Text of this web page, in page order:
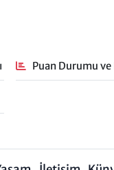
Puan Durumu